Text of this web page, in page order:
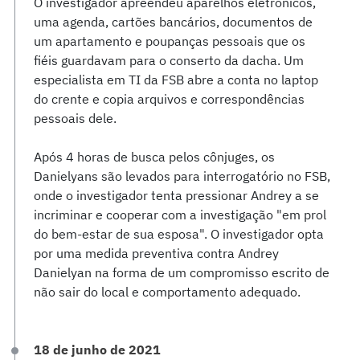
uma agenda, cartões bancários, documentos de
um apartamento e poupanças pessoais que os
fiéis guardavam para o conserto da dacha. Um
especialista em TI da FSB abre a conta no laptop
do crente e copia arquivos e correspondências
pessoais dele.
Após 4 horas de busca pelos cônjuges, os
Danielyans são levados para interrogatório no FSB,
onde o investigador tenta pressionar Andrey a se
incriminar e cooperar com a investigação "em prol
do bem-estar de sua esposa". O investigador opta
por uma medida preventiva contra Andrey
Danielyan na forma de um compromisso escrito de
não sair do local e comportamento adequado.
18 de junho de 2021